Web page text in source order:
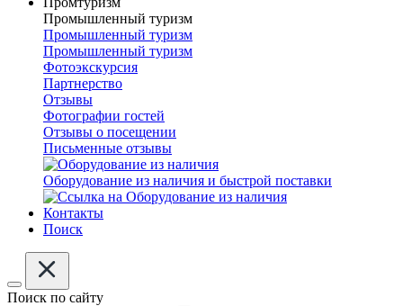
Промышленный туризм
Промышленный туризм
Промышленный туризм
Фотоэкскурсия
Партнерство
Отзывы
Фотографии гостей
Отзывы о посещении
Письменные отзывы
Оборудование из наличия и быстрой поставки
Контакты
Поиск
Поиск по сайту